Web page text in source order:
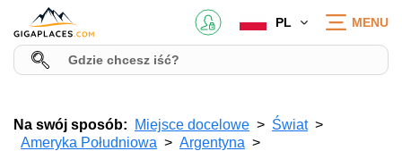
PL MENU
Na swój sposób: Miejsce docelowe
Świat
Ameryka Południowa
Argentyna